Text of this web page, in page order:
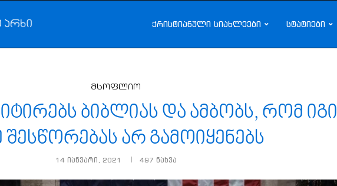
ქრისტიანული სიახლეები სტატიები
მსოფლიო
ბიბლიას და ამბობს, რომ იგი
შესწორებას არ გამოიყენებს
14 იანვარი, 2021 497 ნახვა